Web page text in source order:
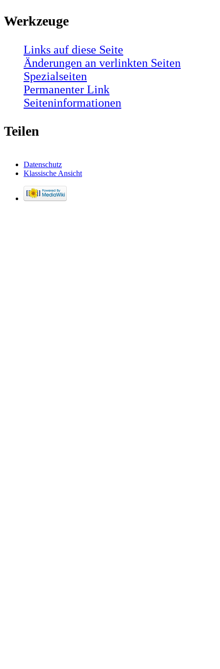
Werkzeuge
Links auf diese Seite
Änderungen an verlinkten Seiten
Spezialseiten
Permanenter Link
Seiten­informationen
Teilen
Datenschutz
Klassische Ansicht